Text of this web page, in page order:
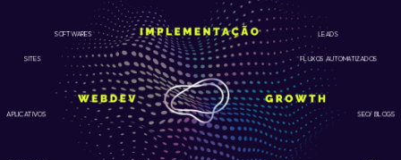
APLICATIVOS
SITES
SEO/ BLOGS
FLUXOS AUTOMATIZADOS
SOFTWARES LEADS